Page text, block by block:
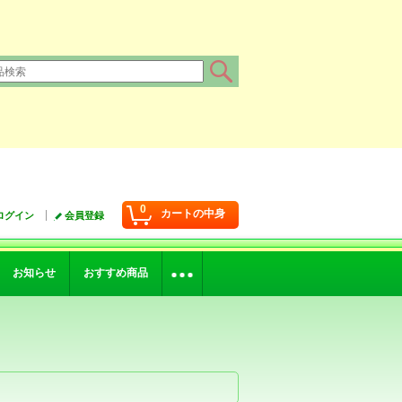
0 カートの中身
グイン 会員登録
お知らせ おすすめ商品